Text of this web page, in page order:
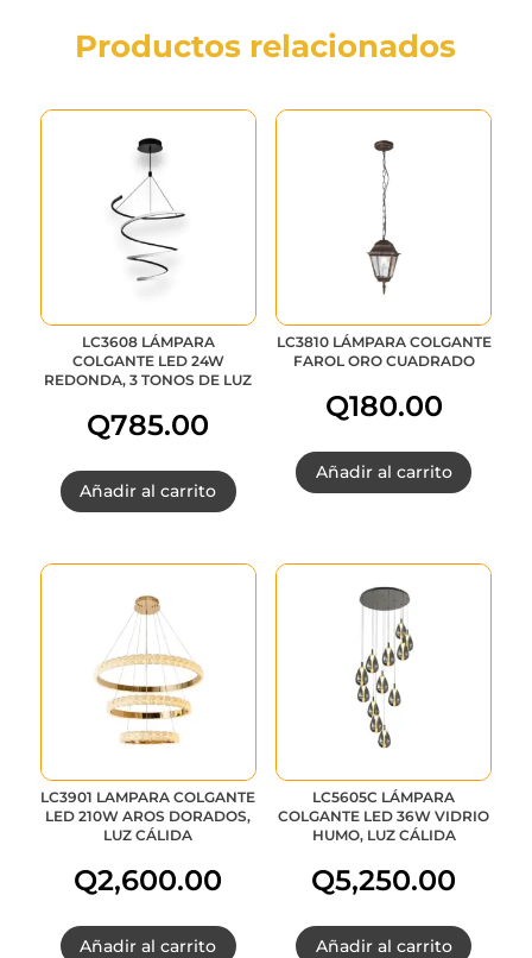
Productos relacionados
LC3608 LÁMPARA
COLGANTE LED 24W
REDONDA, 3 TONOS DE LUZ
Q785.00
Añadir al carrito
LC3810 LÁMPARA COLGANTE
FAROL ORO CUADRADO
Q180.00
Añadir al carrito
LC3901 LAMPARA COLGANTE
LED 210W AROS DORADOS,
LUZ CÁLIDA
Q2,600.00
Añadir al carrito
LC5605C LÁMPARA
COLGANTE LED 36W VIDRIO
HUMO, LUZ CÁLIDA
Q5,250.00
Añadir al carrito